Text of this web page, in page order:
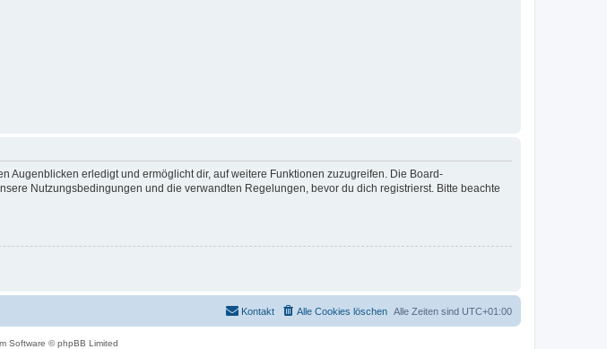
Augenblicken erledigt und ermöglicht dir, auf weitere Funktionen zuzugreifen. Die Board-
Nutzungsbedingungen und die verwandten Regelungen, bevor du dich registrierst. Bitte beachte
Alle Zeiten sind UTC+01:00
Alle Cookies löschen
Kontakt
Software © phpBB Limited